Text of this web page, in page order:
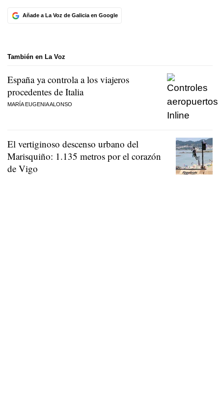
Añade a La Voz de Galicia en Google
También en La Voz
España ya controla a los viajeros
procedentes de Italia
MARÍA EUGENIA ALONSO
El vertiginoso descenso urbano del
Marisquiño: 1.135 metros por el corazón
de Vigo